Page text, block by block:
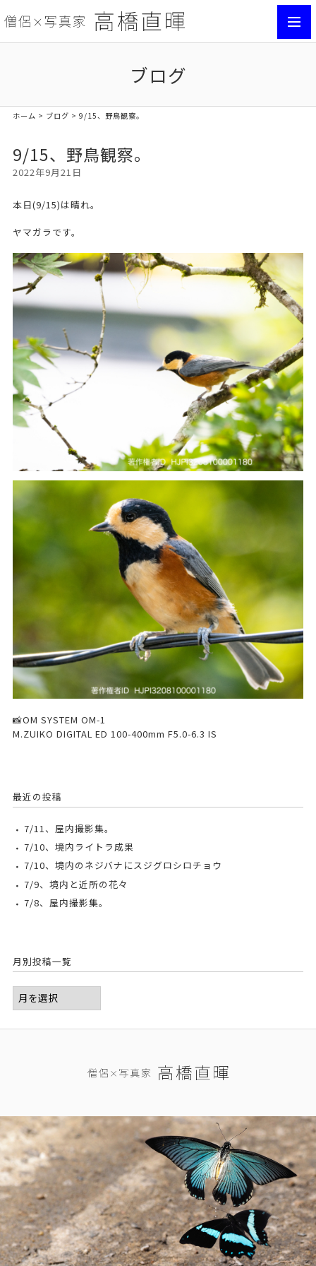
ブログ
ホーム > ブログ > 9/15、野鳥観察。
9/15、野鳥観察。
2022年9月21日
本日(9/15)は晴れ。
ヤマガラです。
📸OM SYSTEM OM-1
M.ZUIKO DIGITAL ED 100-400mm F5.0-6.3 IS
最近の投稿
7/11、屋内撮影集。
7/10、境内ライトラ成果
7/10、境内のネジバナにスジグロシロチョウ
7/9、境内と近所の花々
7/8、屋内撮影集。
月別投稿一覧